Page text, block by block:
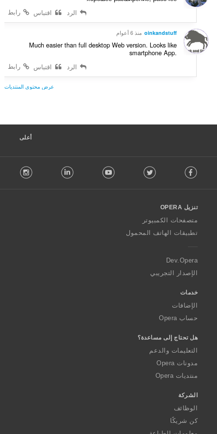
ق
ي
م
ا
ت
رابط
الرد اقتباس
oinkandstuff منذ 6 أعوام
Much easier than full desktop Web version. Looks like
smartphone App.
رابط
الرد اقتباس
عرض محتوى المنتديات
أعلى
o
w
O
a
Facebook
Twitter
Youtube
LinkedIn
تنزيل OPERA
متصفحات الكمبيوتر
تطبيقات الهاتف المحمول
Dev.Opera
الإصدار التجريبي
خدمات
الإضافات
حساب Opera
هل تحتاج إلى مساعدة؟
التعليمات والدعم
مدونات Opera
منتديات Opera
الشركة
الوظائف
كن شريكًا